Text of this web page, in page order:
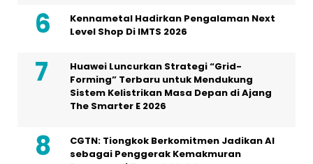
Bintangnews.com Hallonesia.com Aktuil.com
HOME HISTORI MEDIA
KONTAK IKLAN